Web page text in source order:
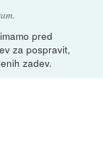
pred
za pospravit,
zadev.